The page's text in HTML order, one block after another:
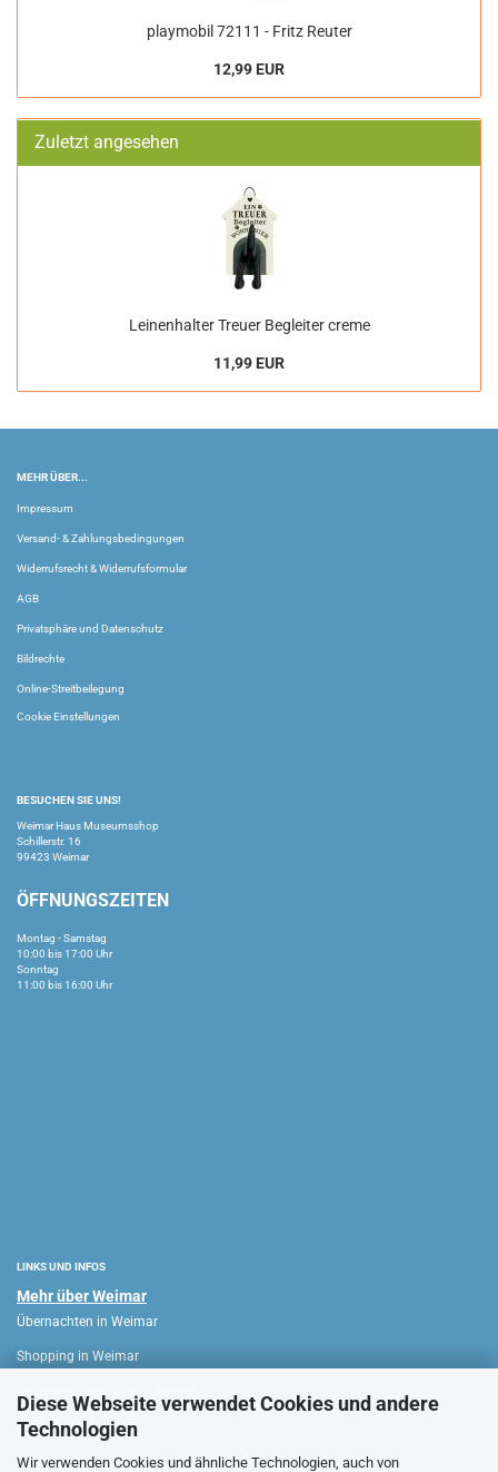
Diese Webseite verwendet Cookies und andere
Technologien
Wir verwenden Cookies und ähnliche Technologien, auch von
playmobil 72111 - Fritz Reuter
12,99 EUR
Zuletzt angesehen
Leinenhalter Treuer Begleiter creme
11,99 EUR
MEHR ÜBER...
Impressum
Versand- & Zahlungsbedingungen
Widerrufsrecht & Widerrufsformular
AGB
Privatsphäre und Datenschutz
Bildrechte
Online-Streitbeilegung
Cookie Einstellungen
BESUCHEN SIE UNS!
Weimar Haus Museumsshop
Schillerstr. 16
99423 Weimar
ÖFFNUNGSZEITEN
Montag - Samstag
10:00 bis 17:00 Uhr
Sonntag
11:00 bis 16:00 Uhr
LINKS UND INFOS
Mehr über Weimar
Übernachten in Weimar
Shopping in Weimar
WEIMAR HAUS